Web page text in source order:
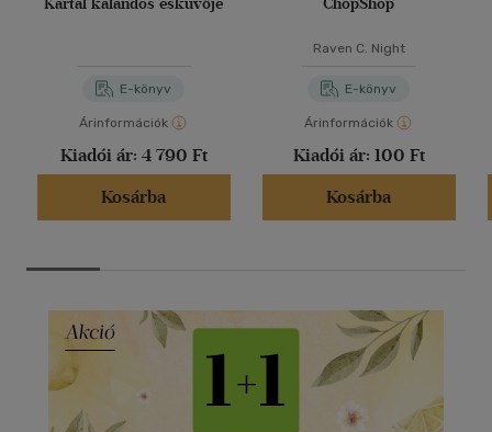
Kartal kalandos esküvője
E-könyv
Árinformációk
Kiadói ár: 4 790 Ft
Kosárba
ChopShop
Raven C. Night
E-könyv
Árinformációk
Kiadói ár: 100 Ft
Kosárba